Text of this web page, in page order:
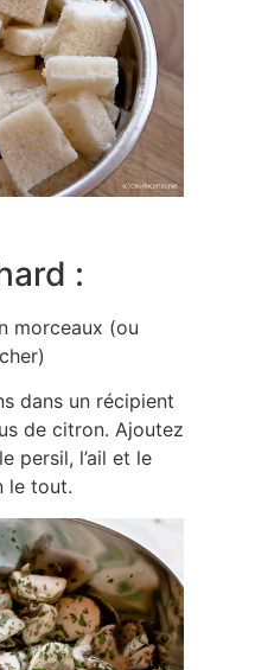
:
morceaux (ou
dans un récipient
de citron. Ajoutez
persil, l’ail et le
le tout.